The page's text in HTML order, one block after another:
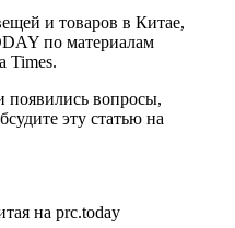
и товаров в Китае,
по материалам
Times.
появились вопросы,
эту статью на